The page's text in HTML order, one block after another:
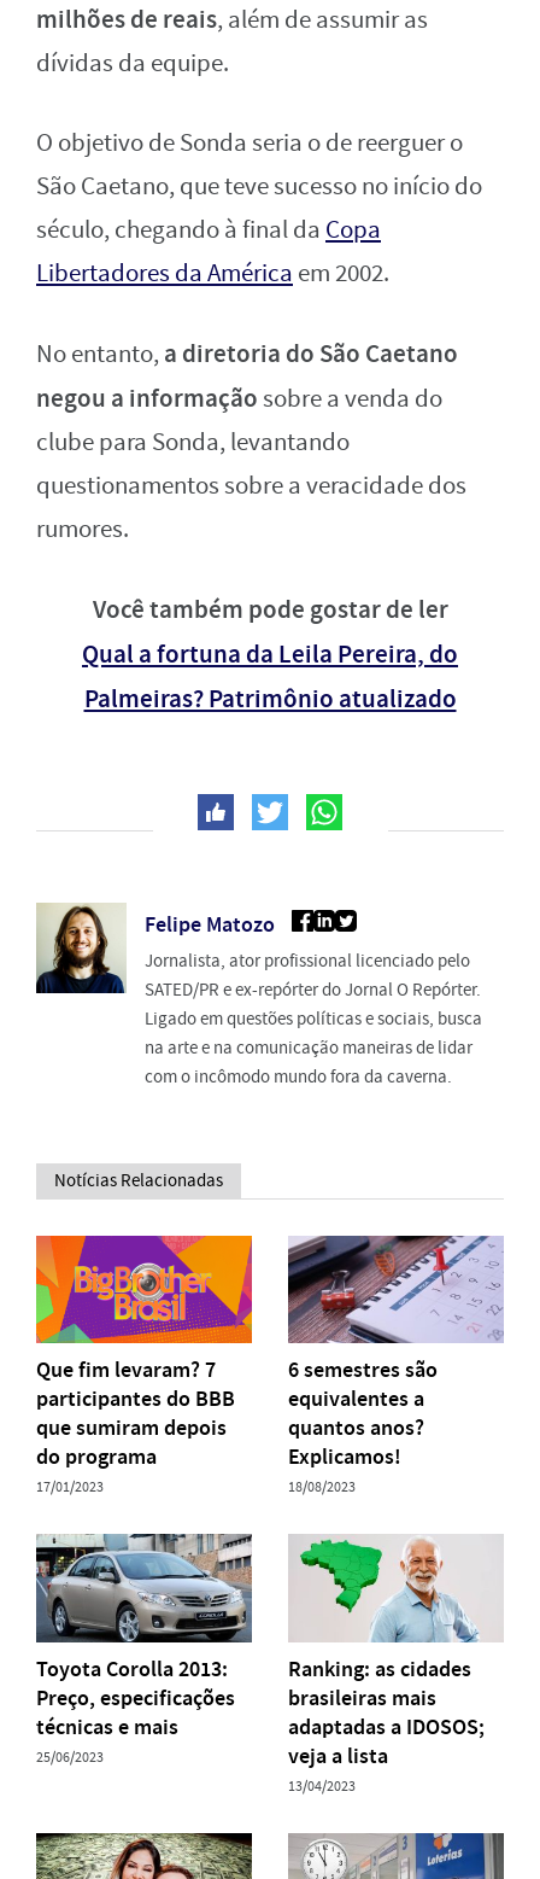
milhões de reais, além de assumir as
dívidas da equipe.
O objetivo de Sonda seria o de reerguer o
São Caetano, que teve sucesso no início do
século, chegando à final da Copa
Libertadores da América em 2002.
No entanto, a diretoria do São Caetano
negou a informaçãosobre a venda do
clube para Sonda, levantando
questionamentos sobre a veracidade dos
rumores.
Você também pode gostar de ler
Qual a fortuna da Leila Pereira, do
Palmeiras? Patrimônio atualizado
Felipe Matozo
Jornalista, ator profissional licenciado pelo
SATED/PR e ex-repórter do Jornal O Repórter.
Ligado em questões políticas e sociais, busca
na arte e na comunicação maneiras de lidar
com o incômodo mundo fora da caverna.
Notícias Relacionadas
Que fim levaram? 7
participantes do BBB
que sumiram depois
do programa
17/01/2023
6 semestres são
equivalentes a
quantos anos?
Explicamos!
18/08/2023
Toyota Corolla 2013:
Preço, especificações
técnicas e mais
25/06/2023
Ranking: as cidades
brasileiras mais
adaptadas a IDOSOS;
veja a lista
13/04/2023